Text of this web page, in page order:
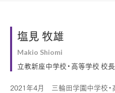
塩見 牧雄
Makio Shiomi
立教新座中学校・高等学校 校長
2021年4月 三輪田学園中学校・